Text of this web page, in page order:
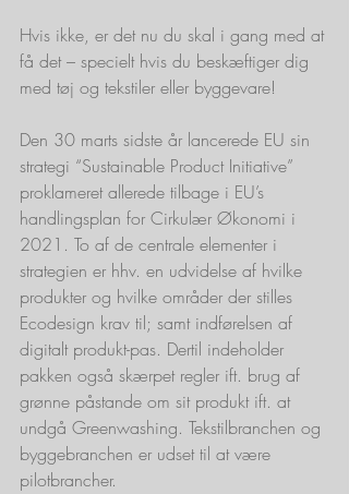
Hvis ikke, er det nu du skal i gang med at
få det – specielt hvis du beskæftiger dig
med tøj og tekstiler eller byggevare!
Den 30 marts sidste år lancerede EU sin
strategi “Sustainable Product Initiative”
proklameret allerede tilbage i EU’s
handlingsplan for Cirkulær Økonomi i
2021. To af de centrale elementer i
strategien er hhv. en udvidelse af hvilke
produkter og hvilke områder der stilles
Ecodesign krav til; samt indførelsen af
digitalt produkt-pas. Dertil indeholder
pakken også skærpet regler ift. brug af
grønne påstande om sit produkt ift. at
undgå Greenwashing. Tekstilbranchen og
byggebranchen er udset til at være
pilotbrancher.